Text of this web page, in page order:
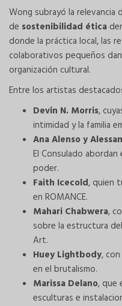
Wong subrayó la relevancia
de sostenibilidad ética
donde la práctica local, las
colaborativos pequeños
organización cultural.
Entre los artistas
Devin N. Morris,
intimidad y la familia
Ana Alenso y
El Consulado
poder.
Faith Icecold, quien
en ROMANCE.
Mahari Chabwera,
sobre la estructura
Art.
Huey Lightbody,
en el brutalismo.
Marissa Delano, que
esculturas e